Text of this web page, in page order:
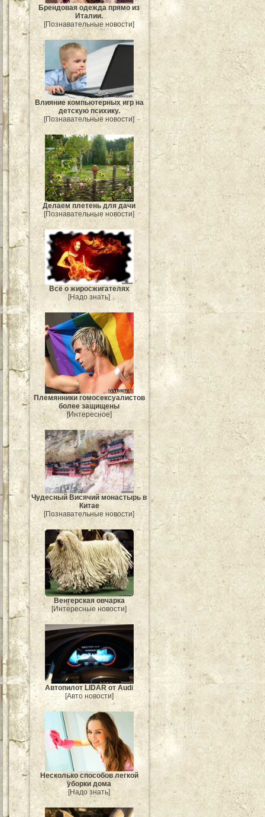
Брендовая одежда прямо из
Италии.
[Познавательные новости]
Влияние компьютерных игр на
детскую психику.
[Познавательные новости]
Делаем плетень для дачи
[Познавательные новости]
Всё о жиросжигателях
[Надо знать]
Племянники гомосексуалистов
более защищены
[Интересное]
Чудесный Висячий монастырь в
Китае
[Познавательные новости]
Венгерская овчарка
[Интересные новости]
Автопилот LIDAR от Audi
[Авто новости]
Несколько способов легкой
уборки дома
[Надо знать]